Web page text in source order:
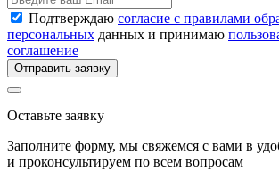
Подтверждаю согласие с правилами
персональных данных и принимаю
соглашение
Отправить заявку
Оставьте заявку
Заполните форму, мы свяжемся с вами в
и проконсультируем по всем вопросам